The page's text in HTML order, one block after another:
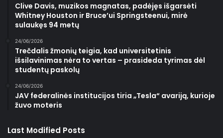
Clive Davis, muzikos magnatas, padėjęs išgarsėti
Whitney Houston ir Bruce’ui Springsteenui, mirė
sulaukęs 94 metų
24/06/2026
Trečdalis žmonių teigia, kad universitetinis
išsilavinimas nėra to vertas – prasideda tyrimas dėl
studentų paskolų
24/06/2026
JAV federalinės institucijos tiria „Tesla“ avariją, kurioje
žuvo moteris
Last Modified Posts